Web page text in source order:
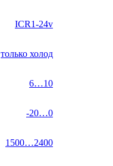
ICR1-24v
только холод
6…10
-20…0
1500…2400